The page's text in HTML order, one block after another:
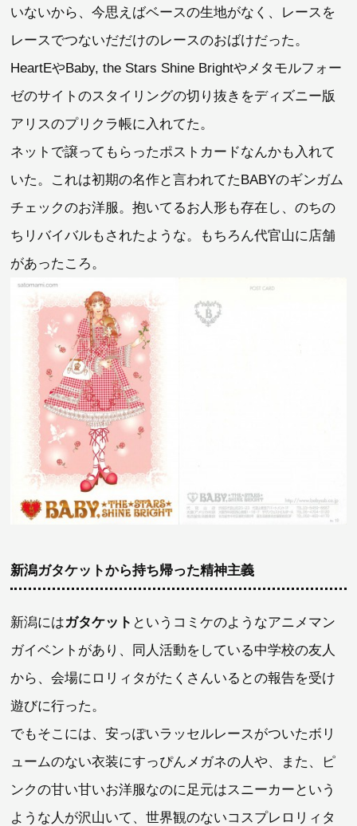
いないから、今思えばベースの生地がなく、レースを
レースでつないだだけのレースのおばけだった。
HeartEやBaby, the Stars Shine Brightやメタモルフォー
ゼのサイトのスタイリングの切り抜きをディズニー版
アリスのプリクラ帳に入れてた。
ネットで譲ってもらったポストカードなんかも入れて
いた。これは初期の名作と言われてたBABYのギンガム
チェックのお洋服。抱いてるお人形も存在し、のちの
ちリバイバルもされたような。もちろん代官山に店舗
があったころ。
新潟ガタケットから持ち帰った精神主義
新潟にはガタケット というコミケのようなアニメマン
ガイベントがあり、同人活動をしている中学校の友人
から、会場にロリィタがたくさんいるとの報告を受け
遊びに行った。
でもそこには、安っぽいラッセルレースがついたボリ
ュームのない衣装にすっぴんメガネの人や、また、ピ
ンクの甘い甘いお洋服なのに足元はスニーカーという
ような人が沢山いて、世界観のないコスプレロリィタ